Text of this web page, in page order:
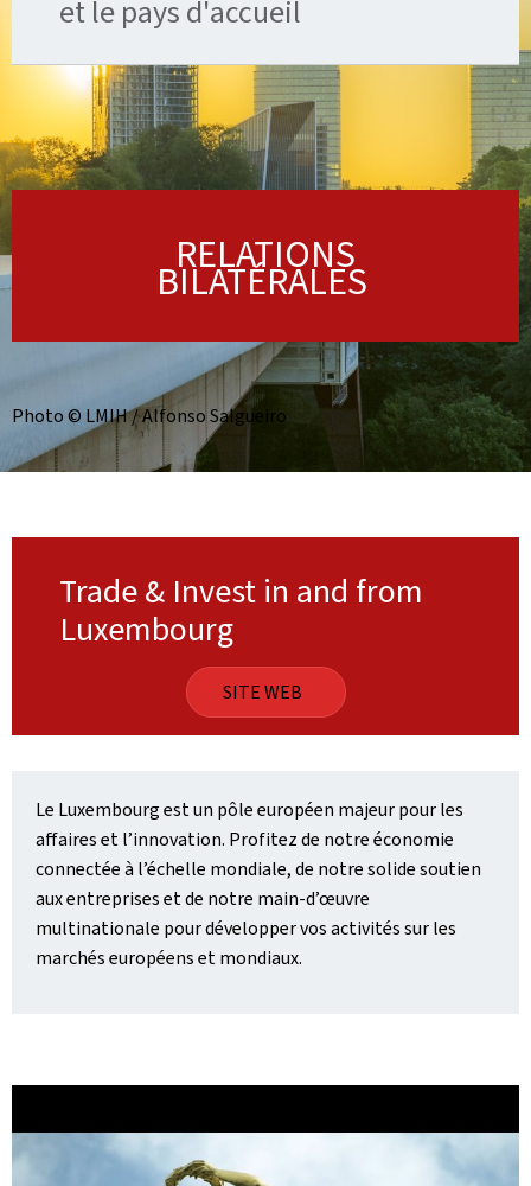
et le pays d'accueil
RELATIONS
BILATÉRALES
Photo © LMIH / Alfonso Salgueiro
Trade & Invest in and from
Luxembourg
SITE WEB
Le Luxembourg est un pôle européen majeur pour les
affaires et l’innovation. Profitez de notre économie
connectée à l’échelle mondiale, de notre solide soutien
aux entreprises et de notre main-d’œuvre
multinationale pour développer vos activités sur les
marchés européens et mondiaux.